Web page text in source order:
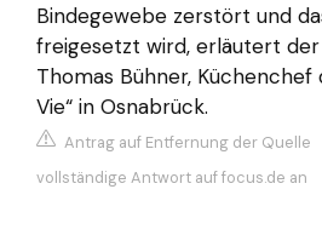
Bindegewebe zerstört und
freigesetzt wird, erläutert
Thomas Bühner, Küchenchef
Vie“ in Osnabrück.
Antrag auf Entfernung der Quelle
vollständige Antwort auf focus.de an